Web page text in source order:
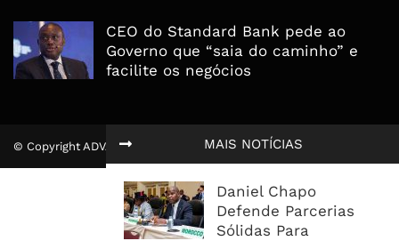
MAIS NOTÍCIAS
Daniel Chapo
Defende Parcerias
Sólidas Para
CEO do Standard Bank pede ao
Governo que “saia do caminho” e
facilite os negócios
© Copyright ADVALUE. Todos Direitos Reservados.